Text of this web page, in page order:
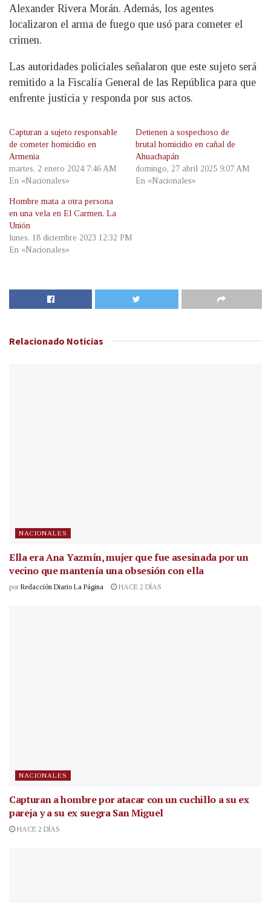
Alexander Rivera Morán. Además, los agentes
localizaron el arma de fuego que usó para cometer el
crimen.
Las autoridades policiales señalaron que este sujeto será
remitido a la Fiscalía General de las República para que
enfrente justicia y responda por sus actos.
Capturan a sujeto responsable
de cometer homicidio en
Armenia
martes, 2 enero 2024 7:46 AM
En «Nacionales»
Detienen a sospechoso de
brutal homicidio en cañal de
Ahuachapán
domingo, 27 abril 2025 9:07 AM
En «Nacionales»
Hombre mata a otra persona
en una vela en El Carmen, La
Unión
lunes, 18 diciembre 2023 12:32 PM
En «Nacionales»
Relacionado Noticias
NACIONALES
Ella era Ana Yazmín, mujer que fue asesinada por un
vecino que mantenía una obsesión con ella
por Redacción Diario La Página HACE 2 DÍAS
NACIONALES
Capturan a hombre por atacar con un cuchillo a su ex
pareja y a su ex suegra San Miguel
HACE 2 DÍAS